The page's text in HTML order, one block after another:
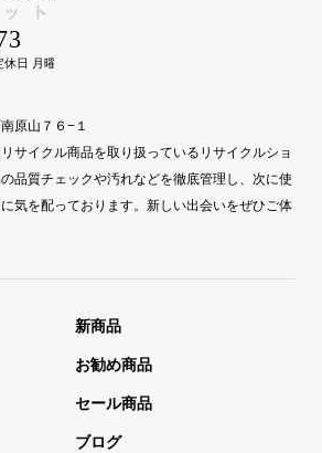
原山７６−１
サイクル商品を取り扱っているリサイクルショ
品質チェックや汚れなどを徹底管理し、次に使
気を配っております。新しい出会いをぜひご体
新商品
お勧め商品
セール商品
ブログ